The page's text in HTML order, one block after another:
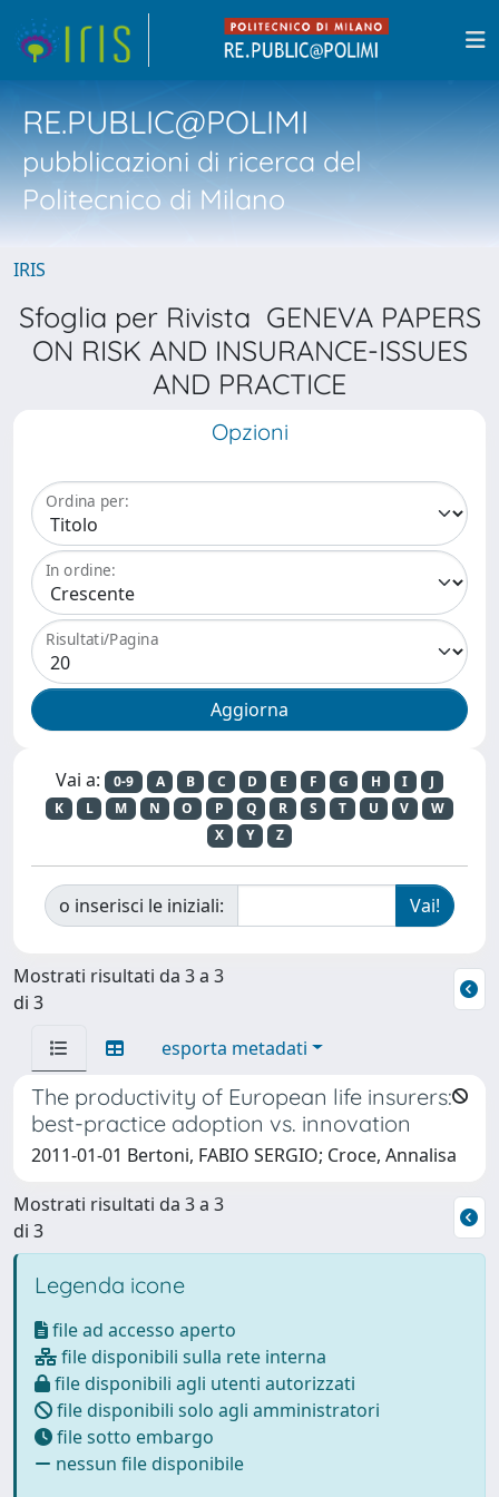
RE.PUBLIC@POLIMI
pubblicazioni di ricerca del
Politecnico di Milano
IRIS
Sfoglia per Rivista GENEVA PAPERS
ON RISK AND INSURANCE-ISSUES
AND PRACTICE
Opzioni
Ordina per:
In ordine:
Risultati/Pagina
Vai a: 0-9 A B C D E F G H I
J
K
L M N O P Q R S T U V
W
X
Y Z
o inserisci le iniziali:
Mostrati risultati da 3 a 3
di 3
esporta metadati
The productivity of European life insurers:
best-practice adoption vs. innovation
2011-01-01 Bertoni, FABIO SERGIO; Croce, Annalisa
Mostrati risultati da 3 a 3
di 3
Legenda icone
file ad accesso aperto
file disponibili sulla rete interna
file disponibili agli utenti autorizzati
file disponibili solo agli amministratori
file sotto embargo
nessun file disponibile